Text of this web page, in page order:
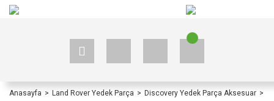
Anasayfa Land Rover Yedek Parça Discovery Yedek Parça Aksesuar